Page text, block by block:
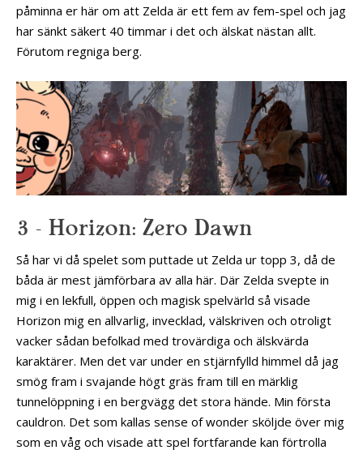
påminna er här om att Zelda är ett fem av fem-spel och jag
har sänkt säkert 40 timmar i det och älskat nästan allt.
Förutom regniga berg.
3 – Horizon: Zero Dawn
Så har vi då spelet som puttade ut Zelda ur topp 3, då de
båda är mest jämförbara av alla här. Där Zelda svepte in
mig i en lekfull, öppen och magisk spelvärld så visade
Horizon mig en allvarlig, invecklad, välskriven och otroligt
vacker sådan befolkad med trovärdiga och älskvärda
karaktärer. Men det var under en stjärnfylld himmel då jag
smög fram i svajande högt gräs fram till en märklig
tunnelöppning i en bergvägg det stora hände. Min första
cauldron. Det som kallas sense of wonder sköljde över mig
som en våg och visade att spel fortfarande kan förtrolla